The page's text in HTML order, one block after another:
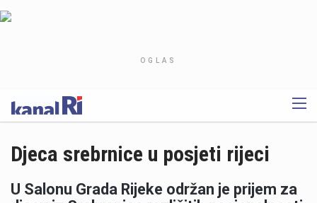
OGLAS
Djeca srebrnice u posjeti rijeci
U Salonu Grada Rijeke održan je prijem za